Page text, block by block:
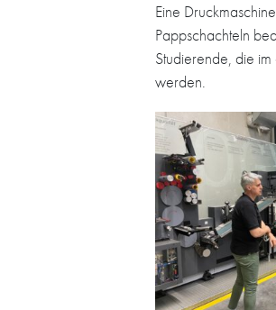
Eine
Pappschachteln
Studierende, die
werden.